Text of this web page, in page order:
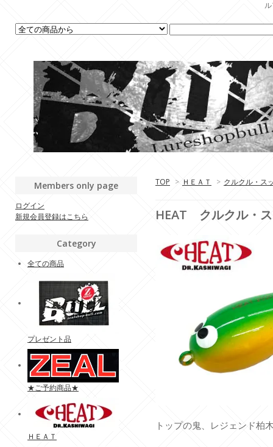
TOP > ＨＥＡＴ > クルクル・ス
HEAT クルクル・
トップの鬼、レジェンド柏
Members only page
ログイン
新規会員登録はこちら
Category
全ての商品
プレゼント品
★ご予約商品★
ＨＥＡＴ